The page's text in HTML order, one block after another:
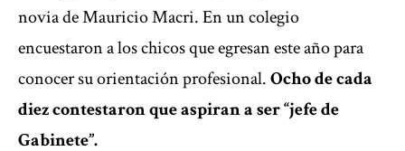
novia de Mauricio Macri. En un colegio
encuestaron a los chicos que egresan este año para
conocer su orientación profesional.Ocho de cada
diez contestaron que aspiran a ser “jefe de
Gabinete”.